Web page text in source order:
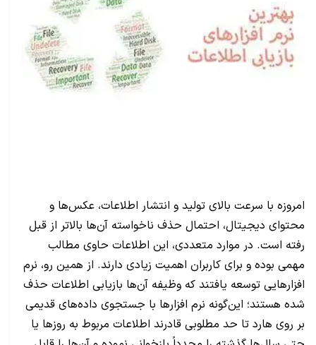
امروزه با سرعت بالای تولید و انتشار اطلاعات، عکس‌ها و
محتوای دیجیتال، احتمال حذف ناخواسته آن‌ها بالاتر از قبل
رفته است. در موارد متعددی، این اطلاعات حاوی مطالب
مهمی بوده و برای کاربران اهمیت زیادی دارند. از همین رو، نرم
افزارهایی توسعه یافتند که وظیفه آن‌ها بازیابی اطلاعات حذف
شده هستند؛ این‌گونه نرم افزارها با جستجوی داده‌های قدیمی
بر روی هارد تا حد مطلوبی قادرند اطلاعات مربوط به روزها یا